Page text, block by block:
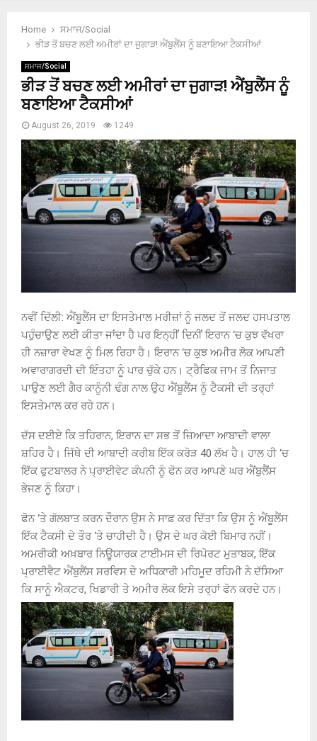
Home
ਸਮਾਜ/Social
ਭੀੜ ਤੋਂ ਬਚਣ ਲਈ ਅਮੀਰਾਂ ਦਾ ਜੁਗਾੜ! ਐਂਬੁਲੈਂਸ ਨੂੰ ਬਣਾਇਆ ਟੈਕਸੀਆਂ
ਸਮਾਜ/Social
ਭੀੜ ਤੋਂ ਬਚਣ ਲਈ ਅਮੀਰਾਂ ਦਾ ਜੁਗਾੜ! ਐਂਬੁਲੈਂਸ ਨੂੰ
ਬਣਾਇਆ ਟੈਕਸੀਆਂ
August 26, 2019 1249
ਨਵੀਂ ਦਿੱਲੀ: ਐਂਬੂਲੈਂਸ ਦਾ ਇਸਤੇਮਾਲ ਮਰੀਜ਼ਾਂ ਨੂੰ ਜਲਦ ਤੋਂ ਜਲਦ ਹਸਪਤਾਲ
ਪਹੁੰਚਾਉਣ ਲਈ ਕੀਤਾ ਜਾਂਦਾ ਹੈ ਪਰ ਇਨ੍ਹੀਂ ਦਿਨੀਂ ਇਰਾਨ ‘ਚ ਕੁਝ ਵੱਖਰਾ
ਹੀ ਨਜ਼ਾਰਾ ਵੇਖਣ ਨੂੰ ਮਿਲ ਰਿਹਾ ਹੈ। ਇਰਾਨ ‘ਚ ਕੁਝ ਅਮੀਰ ਲੋਕ ਆਪਣੀ
ਅਵਾਰਾਗਰਦੀ ਦੀ ਇੰਤਹਾ ਨੂੰ ਪਾਰ ਚੁੱਕੇ ਹਨ। ਟ੍ਰੈਫਿਕ ਜਾਮ ਤੋਂ ਨਿਜਾਤ
ਪਾਉਣ ਲਈ ਗੈਰ ਕਾਨੂੰਨੀ ਢੰਗ ਨਾਲ ਉਹ ਐਂਬੂਲੈਂਸ ਨੂੰ ਟੈਕਸੀ ਦੀ ਤਰ੍ਹਾਂ
ਇਸਤੇਮਾਲ ਕਰ ਰਹੇ ਹਨ।
ਦੱਸ ਦਈਏ ਕਿ ਤਹਿਰਾਨ,ਇਰਾਨ ਦਾ ਸਭ ਤੋਂ ਜ਼ਿਆਦਾ ਆਬਾਦੀ ਵਾਲਾ
ਸ਼ਹਿਰ ਹੈ। ਜਿੱਥੇ ਦੀ ਆਬਾਦੀ ਕਰੀਬ ਇੱਕ ਕਰੋੜ 40 ਲੱਖ ਹੈ। ਹਾਲ ਹੀ ‘ਚ
ਇੱਕ ਫੁਟਬਾਲਰ ਨੇ ਪ੍ਰਾਈਵੇਟ ਕੰਪਨੀ ਨੂੰ ਫੋਨ ਕਰ ਆਪਣੇ ਘਰ ਐਂਬੁਲੈਂਸ
ਭੇਜਣ ਨੂੰ ਕਿਹਾ।
ਫੋਨ ‘ਤੇ ਗੱਲਬਾਤ ਕਰਨ ਦੌਰਾਨ ਉਸ ਨੇ ਸਾਫ਼ ਕਰ ਦਿੱਤਾ ਕਿ ਉਸ ਨੂੰ ਐਂਬੂਲੈਂਸ
ਇੱਕ ਟੈਕਸੀ ਦੇ ਤੌਰ ‘ਤੇ ਚਾਹੀਦੀ ਹੈ। ਉਸ ਦੇ ਘਰ ਕੋਈ ਬਿਮਾਰ ਨਹੀਂ।
ਅਮਰੀਕੀ ਅਖ਼ਬਾਰ ਨਿਊਯਾਰਕ ਟਾਈਮਸ ਦੀ ਰਿਪੋਰਟ ਮੁਤਾਬਕ,ਇੱਕ
ਪ੍ਰਾਈਵੈਟ ਐਂਬੁਲੈਂਸ ਸਰਵਿਸ ਦੇ ਅਧਿਕਾਰੀ ਮਹਿਮੂਦ ਰਹਿਮੀ ਨੇ ਦੱਸਿਆ
ਕਿ ਸਾਨੂੰ ਐਕਟਰ, ਖਿਡਾਰੀ ਤੇ ਅਮੀਰ ਲੋਕ ਇਸੇ ਤਰ੍ਹਾਂ ਫੋਨ ਕਰਦੇ ਹਨ।